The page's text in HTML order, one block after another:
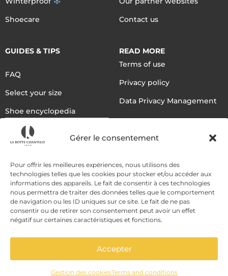
Gérer le consentement
Pour offrir les meilleures expériences, nous utilisons des
technologies telles que les cookies pour stocker et/ou accéder aux
informations des appareils. Le fait de consentir à ces technologies
nous permettra de traiter des données telles que le comportement
de navigation ou les ID uniques sur ce site. Le fait de ne pas
consentir ou de retirer son consentement peut avoir un effet
négatif sur certaines caractéristiques et fonctions.
Accepter
Gestion des cookiesTerms and conditions
Shoecare
Contact us
GUIDES & TIPS
FAQ
Select your size
Shoe encyclopedia
English
READ MORE
Terms of use
Privacy policy
Data Privacy Management
DELIVERY METHODS
PAYMENT METHODS